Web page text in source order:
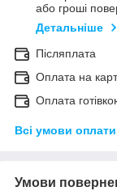
або гроші
Детальніше
Післяплата
Оплата на
Оплата
Всі умови оплати
Умови